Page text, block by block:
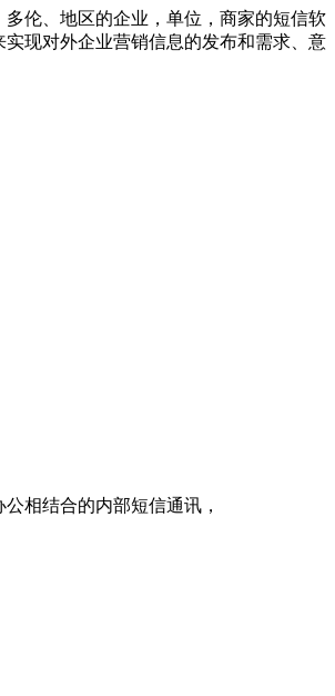
伦、地区的企业，单位，商家的短信软
现对外企业营销信息的发布和需求、意
相结合的内部短信通讯，